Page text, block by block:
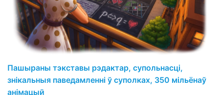
Пашыраны тэкставы рэдактар, супольнасці,
знікальныя паведамленні ў суполках, 350 мільёнаў
анімацый